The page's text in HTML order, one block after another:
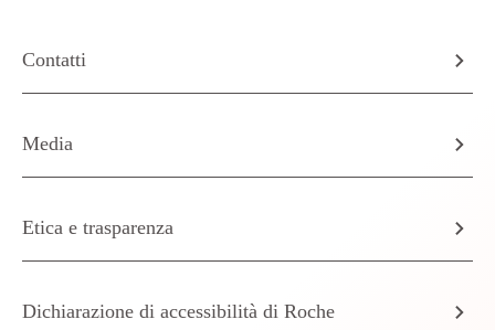
Contatti
Media
Etica e trasparenza
Dichiarazione di accessibilità di Roche